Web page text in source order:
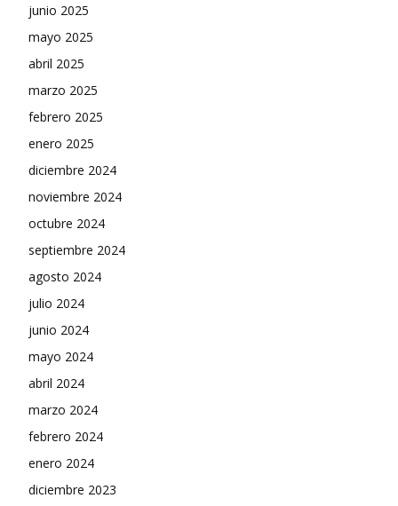
junio 2025
mayo 2025
abril 2025
marzo 2025
febrero 2025
enero 2025
diciembre 2024
noviembre 2024
octubre 2024
septiembre 2024
agosto 2024
julio 2024
junio 2024
mayo 2024
abril 2024
marzo 2024
febrero 2024
enero 2024
diciembre 2023